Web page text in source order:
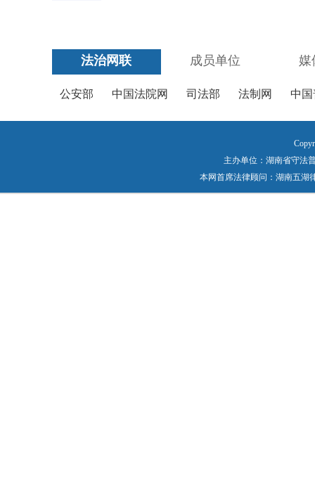
法治网联 成员单位 媒
公安部 中国法院网 司法部 法制网 中
主办单位：湖南省守法
本网首席法律顾问：湖南五湖